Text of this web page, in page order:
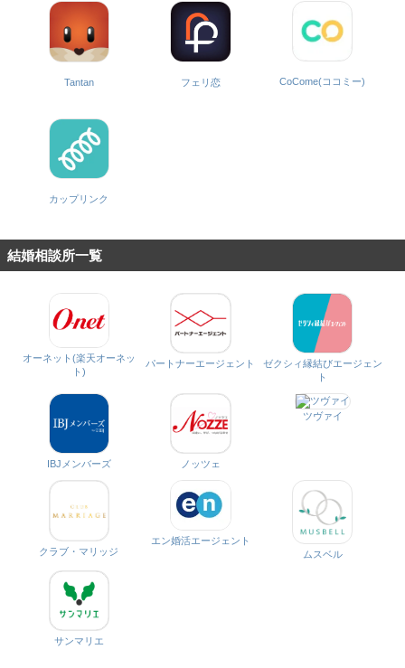
Tantan フェリ恋 CoCome(ココミー)
カップリンク
結婚相談所一覧
オーネット(楽天オーネッ
ト)
パートナーエージェント
ゼクシィ縁結びエージェン
ト
IBJメンバーズ ノッツェ
ツヴァイ
クラブ・マリッジ
エン婚活エージェント
ムスベル
サンマリエ